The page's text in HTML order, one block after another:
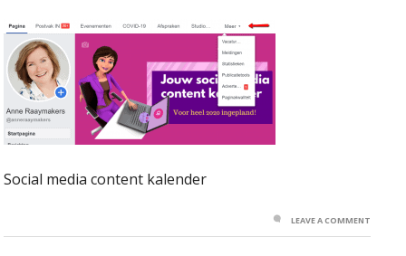
Social media content kalender
LEAVE A COMMENT